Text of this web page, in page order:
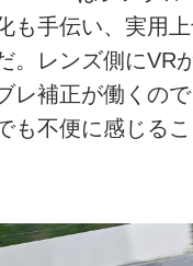
も手伝い、実用
。レンズ側にVR
レ補正が働くの
も不便に感じる